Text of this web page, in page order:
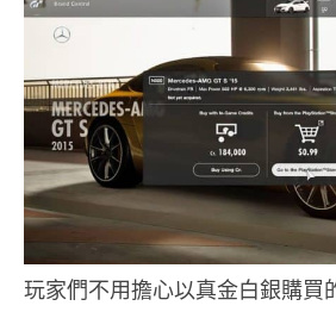
玩家們不用擔心以真金白銀購買